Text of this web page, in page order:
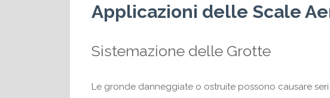
Applicazioni delle Scale
Sistemazione delle Grotte
Le gronde danneggiate o ostruite possono causare